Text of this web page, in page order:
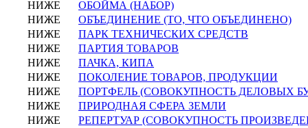
НИЖЕ
ОБОЙМА (НАБОР)
НИЖЕ
ОБЪЕДИНЕНИЕ (ТО, ЧТО ОБЪЕДИНЕНО)
НИЖЕ
ПАРК ТЕХНИЧЕСКИХ СРЕДСТВ
НИЖЕ
ПАРТИЯ ТОВАРОВ
НИЖЕ
ПАЧКА, КИПА
НИЖЕ
ПОКОЛЕНИЕ ТОВАРОВ, ПРОДУКЦИИ
НИЖЕ
ПОРТФЕЛЬ (СОВОКУПНОСТЬ ДЕЛОВЫХ
НИЖЕ
ПРИРОДНАЯ СФЕРА ЗЕМЛИ
НИЖЕ
РЕПЕРТУАР (СОВОКУПНОСТЬ